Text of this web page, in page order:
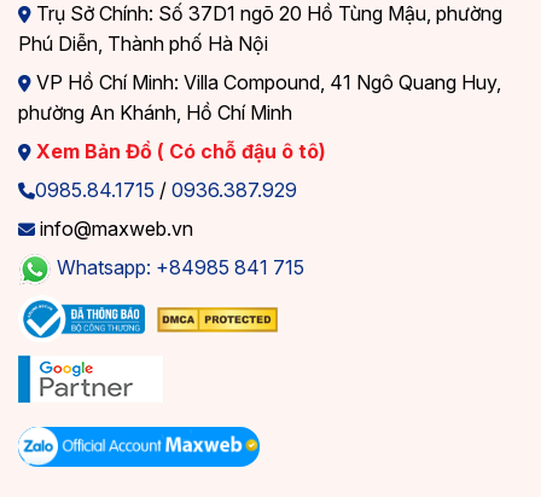
Trụ Sở Chính: Số 37D1 ngõ 20 Hồ Tùng Mậu, phường
Phú Diễn, Thành phố Hà Nội
VP Hồ Chí Minh: Villa Compound, 41 Ngô Quang Huy,
phường An Khánh, Hồ Chí Minh
Xem Bản Đồ ( Có chỗ đậu ô tô)
0985.84.1715 / 0936.387.929
info@maxweb.vn
Whatsapp: +84985 841 715